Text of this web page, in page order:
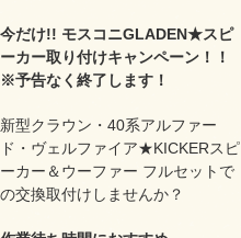
今だけ!! モスコニGLADEN★スピ
ーカー取り付けキャンペーン！！
※予告なく終了します！
新型クラウン・40系アルファー
ド・ヴェルファイア★KICKERスピ
ーカー＆ウーファー フルセットで
の交換取付けしませんか？